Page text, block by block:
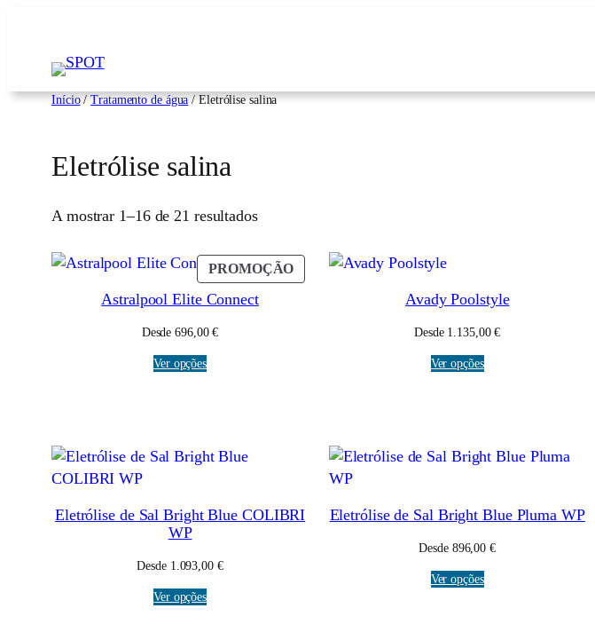
Início/Tratamento de água/ Eletrólise salina
Eletrólise salina
A mostrar 1–16 de 21 resultados
PROMOÇÃOPRODUTO
EM
Astralpool Elite Connect
Desde 696,00€
Ver opções
Avady Poolstyle
Desde 1.135,00€
Ver opções
Eletrólise de Sal Bright Blue COLIBRI
WP
Desde 1.093,00 €
Ver opções
Eletrólise de Sal Bright Blue Pluma WP
Desde 896,00€
Ver opções